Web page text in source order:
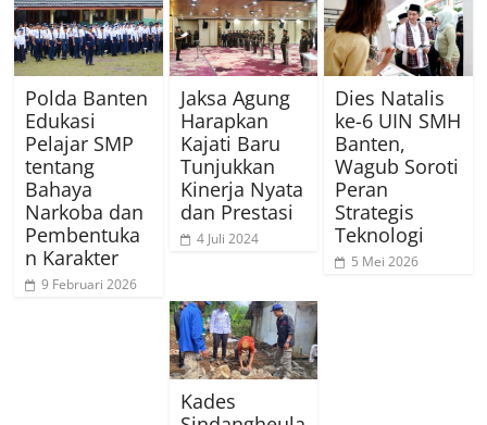
Polda Banten
Edukasi
Pelajar SMP
tentang
Bahaya
Narkoba dan
Pembentuka
n Karakter
9 Februari 2026
Jaksa Agung
Harapkan
Kajati Baru
Tunjukkan
Kinerja Nyata
dan Prestasi
4 Juli 2024
Dies Natalis
ke-6 UIN SMH
Banten,
Wagub Soroti
Peran
Strategis
Teknologi
5 Mei 2026
Kades